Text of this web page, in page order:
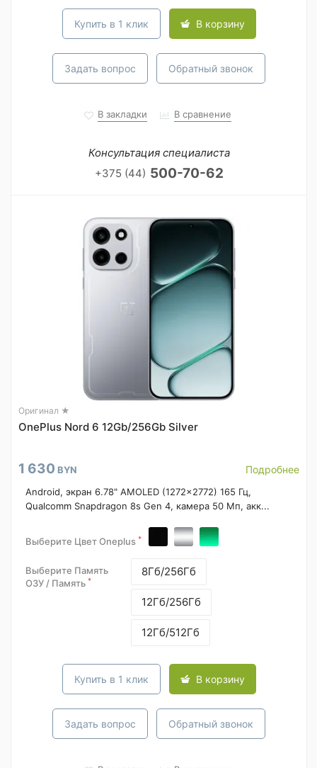
Купить в 1 клик В корзину
Задать вопрос Обратный звонок
В закладки В сравнение
Консультация специалиста
+375 (44) 500-70-62
Оригинал ★
OnePlus Nord 6 12Gb/256Gb Silver
1 630 BYN Подробнее
Android, экран 6.78" AMOLED (1272x2772) 165 Гц,
Qualcomm Snapdragon 8s Gen 4, камера 50 Мп, акк...
Выберите Цвет Oneplus *
Выберите Память
ОЗУ / Память *
8Гб/256Гб
12Гб/256Гб
12Гб/512Гб
Купить в 1 клик В корзину
Задать вопрос Обратный звонок